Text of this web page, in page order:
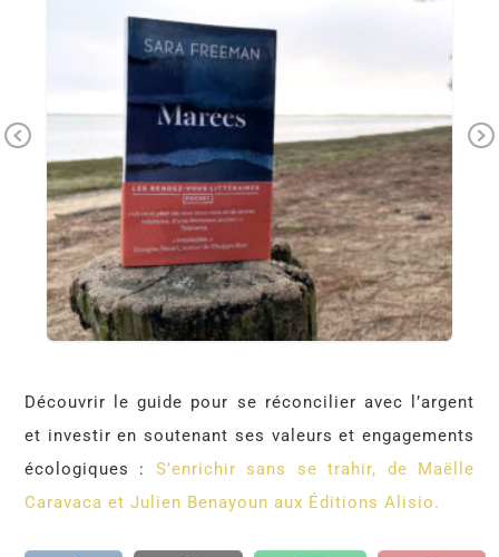
Découvrir le guide pour se réconcilier avec l’argent
et investir en soutenant ses valeurs et engagements
écologiques : S’enrichir sans se trahir, de Maëlle
Caravaca et Julien Benayoun aux Éditions Alisio.